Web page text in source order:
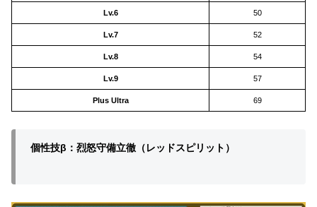
Lv.6 50
Lv.7 52
Lv.8 54
Lv.9 57
Plus Ultra 69
個性技β：烈怒守備立徹（レッドスピリット）